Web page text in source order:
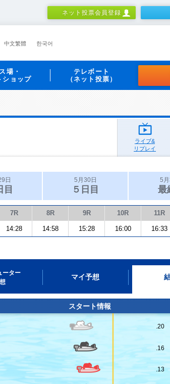
ネット投票会員登録
中文繁體 한국어
場・
ショップ
テレボート
（ネット投票）
ライブ&
リプレイ
日
目
5月30日
５日目
5
最
7R 8R 9R 10R 11R
14:28 14:58 15:28 16:00 16:33
ーター
マイ予想
スタート情報
.20
.16
.13